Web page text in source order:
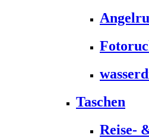
Taschen
Reise-